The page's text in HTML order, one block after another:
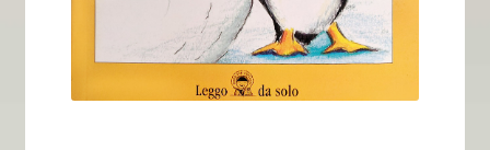
Les éditions Lieux Dits